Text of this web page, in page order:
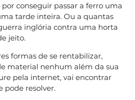
conseguir passar a ferro uma
tarde inteira. Ou a quantas
inglória contra uma horta
jeito.
formas de se rentabilizar,
material nenhum além da sua
pela internet, vai encontrar
pode resolver.